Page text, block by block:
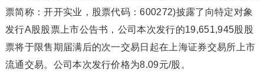
票简称：开开实业，股票代码：600272)披露了向特定对象
发行A股股票上市公告书，公司本次发行的19,651,945股股
票将于限售期届满后的次一交易日起在上海证券交易所上市
流通交易。公司本次发行价格为8.09元/股。